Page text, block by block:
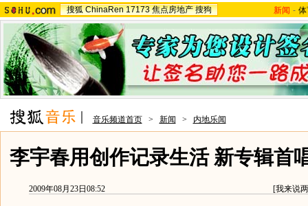
搜狐 ChinaRen 17173 焦点房地产 搜狗 新闻 -
音乐频道首页 > 新闻 > 内地乐闻
李宇春用创作记录生活 新专辑首
2009年08月23日08:52 [我来说